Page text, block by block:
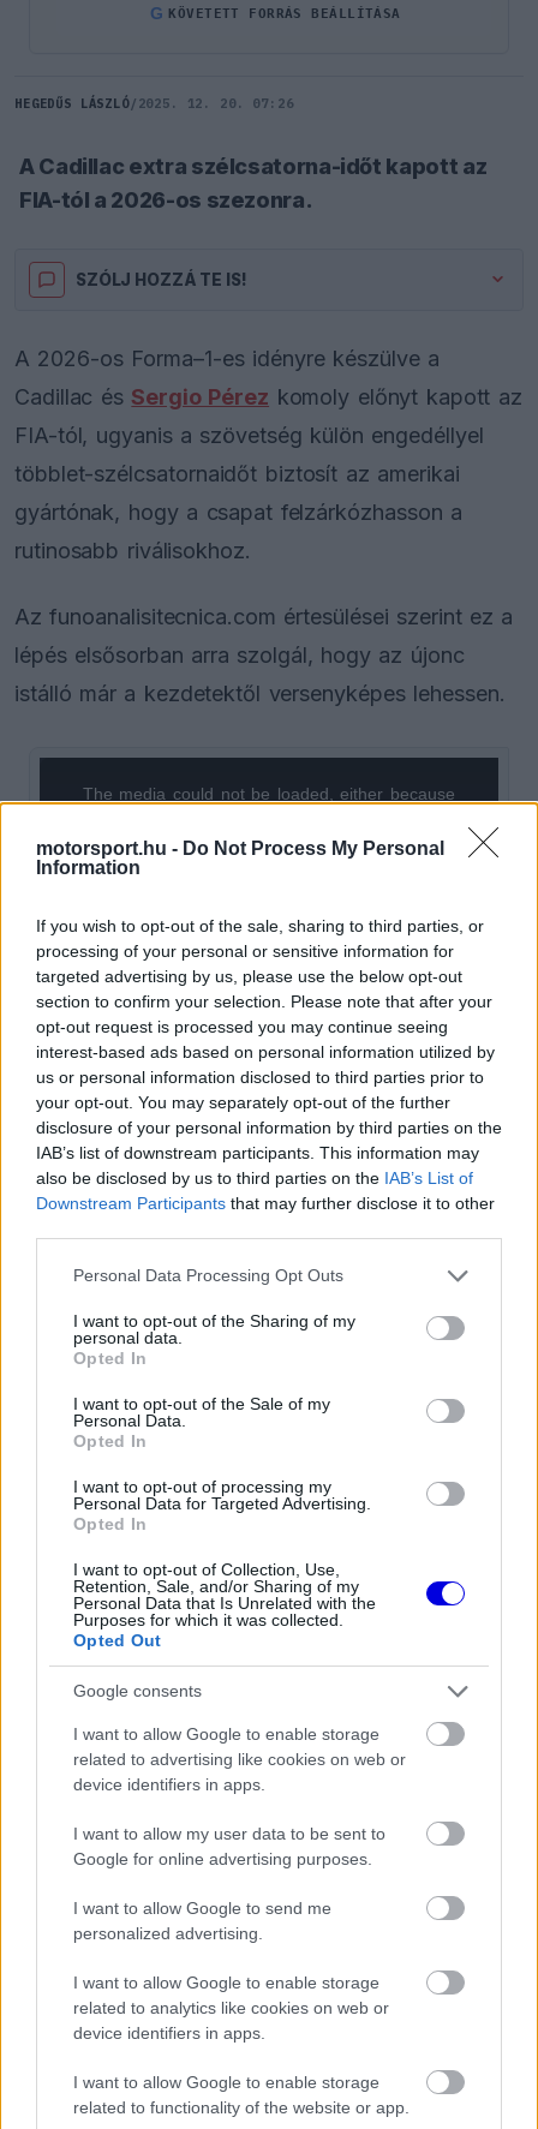
motorsport.hu - Do Not Process My Personal
Information
If you wish to opt-out of the sale, sharing to third parties, or
processing of your personal or sensitive information for
targeted advertising by us, please use the below opt-out
section to confirm your selection. Please note that after your
opt-out request is processed you may continue seeing
interest-based ads based on personal information utilized by
us or personal information disclosed to third parties prior to
your opt-out. You may separately opt-out of the further
disclosure of your personal information by third parties on the
IAB’s list of downstream participants. This information may
also be disclosed by us to third parties on the IAB’s List of
Downstream Participants that may further disclose it to other
Please note that this website/app uses one or more Google
not limited to your visit or usage behaviour. You may click to
grant or deny consent to Google and its third-party tags to
use your data for below specified purposes in below Google
consent section.
Personal Data Processing Opt Outs
I want to opt-out of the Sharing of my
personal data.
Opted In
I want to opt-out of the Sale of my
Personal Data.
Opted In
I want to opt-out of processing my
Personal Data for Targeted Advertising.
Opted In
I want to opt-out of Collection, Use,
Retention, Sale, and/or Sharing of my
Personal Data that Is Unrelated with the
Purposes for which it was collected.
Opted Out
Google consents
I want to allow Google to enable storage
related to advertising like cookies on web or
device identifiers in apps.
I want to allow my user data to be sent to
Google for online advertising purposes.
I want to allow Google to send me
personalized advertising.
I want to allow Google to enable storage
related to analytics like cookies on web or
device identifiers in apps.
I want to allow Google to enable storage
related to functionality of the website or app.
G KÖVETETT FORRÁS BEÁLLÍTÁSA
HEGEDŰS LÁSZLÓ/ 2025. 12. 20. 07:26
A Cadillac extra szélcsatorna-időt kapott az
FIA-tól a 2026-os szezonra.
SZÓLJ HOZZÁ TE IS!
A 2026-os Forma–1-es idényre készülve a
Cadillac és Sergio Pérez komoly előnyt kapott az
FIA-tól, ugyanis a szövetség külön engedéllyel
többlet-szélcsatornaidőt biztosít az amerikai
gyártónak, hogy a csapat felzárkózhasson a
rutinosabb riválisokhoz.
Az funoanalisitecnica.com értesülései szerint ez a
lépés elsősorban arra szolgál, hogy az újonc
istálló már a kezdetektől versenyképes lehessen.
This
is
a
modal
window.
The media could not be loaded, either because
is not supported.
„Az FIA a szélcsatorna-idő megnövelésével
próbálja segíteni a Cadillacet abban, hogy
csökkentsék a lemaradásukat a tapasztaltabb
csapatokhoz képest. Ez az előny lehetővé teszi,
hogy a mérnökök időben felmérjék a projekt
technikai irányát, és gyorsan be tudjanak
avatkozni, ha komoly problémák merülnének fel” –
olvasható a portál beszámolójában.
EZEKET IS AJÁNLJUK
FORMA-1
Toto Wolff keményen beszólt a
panaszodó Ferrarinak
FORMA-1
klasszikus pályázik F1-es futamra
2028-tól
meg kellett osztaniuk az erőforrásaikat a 2025-ös
és a 2026-os fejlesztési fázis között, addig az
szabályrendszerre koncentrálhatott. „Ez az